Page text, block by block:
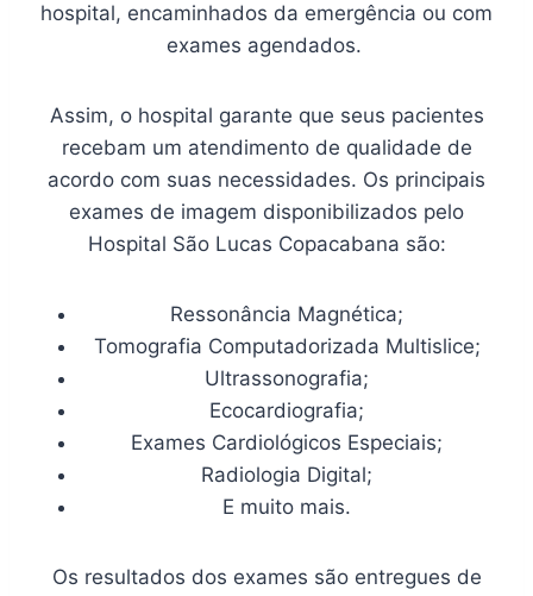
hospital, encaminhados da emergência ou com
exames agendados.​
Assim, o hospital garante que seus pacientes
recebam um atendimento de qualidade de
acordo com suas necessidades. Os principais
exames de imagem disponibilizados pelo
Hospital São Lucas Copacabana são:
Ressonância Magnética;
Tomografia Computadorizada Multislice;
Ultrassonografia;
Ecocardiografia;
Exames Cardiológicos Especiais;
Radiologia Digital;
E muito mais.
Os resultados dos exames são entregues de